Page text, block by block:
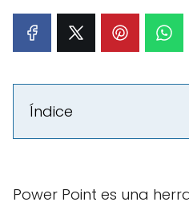
Índice
Power Point es una